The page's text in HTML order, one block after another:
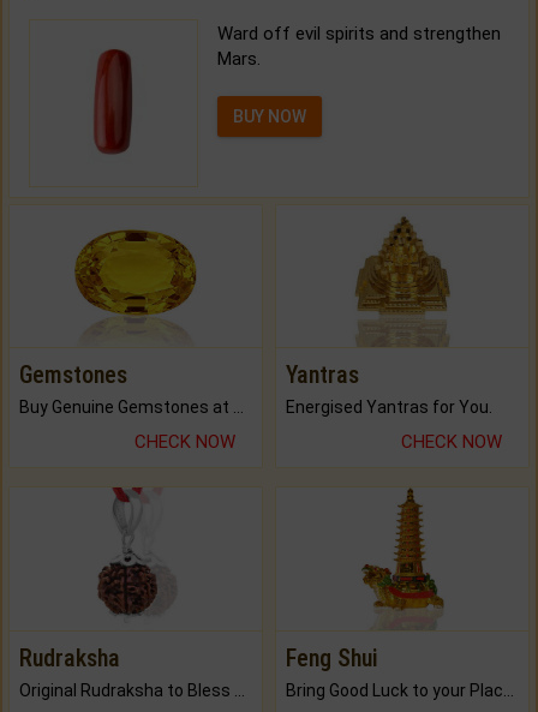
Ward off evil spirits and strengthen
Mars.
BUY NOW
Gemstones
Buy Genuine Gemstones at Best Prices.
CHECK NOW
Yantras
Energised Yantras for You.
CHECK NOW
Rudraksha Feng Shui